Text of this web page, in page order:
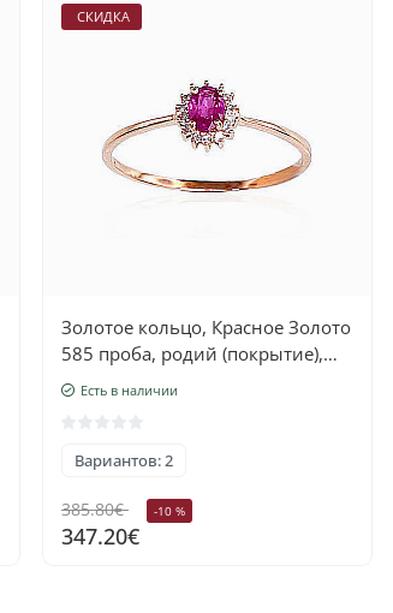
СКИДКА
Золотое кольцо, Красное Золото
585 проба, родий (покрытие),
Бриллианты, Рубин
Есть в наличии
Вариантов: 2
385.80€ -10 %
347.20€